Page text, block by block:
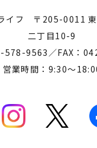
イフ 〒205-0011
二丁目10-9
578-9563／FAX：
営業時間：9:30～